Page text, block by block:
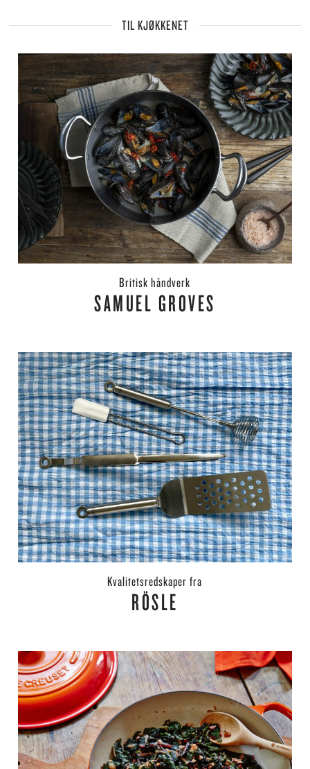
TIL KJØKKENET
britisk håndverk
SAMUEL GROVES
kvalitetsredskaper fra
RÖSLE